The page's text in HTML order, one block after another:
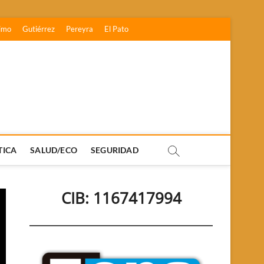
Gutiérrez Pereyra El Pato
SALUD/ECO SEGURIDAD
CIB: 1167417994